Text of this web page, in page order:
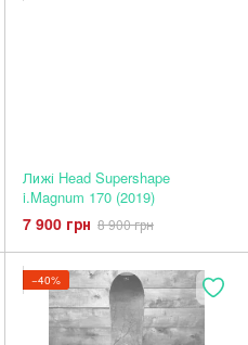
Лижі Head Supershape
i.Magnum 170 (2019)
7 900 грн 8 900 грн
−40%